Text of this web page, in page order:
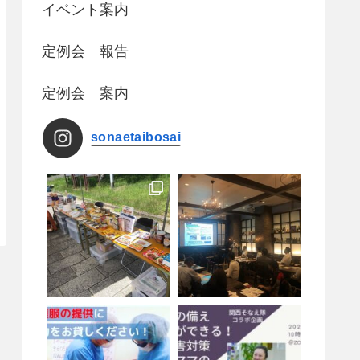
イベント案内
定例会 報告
定例会 案内
sonaetaibosai